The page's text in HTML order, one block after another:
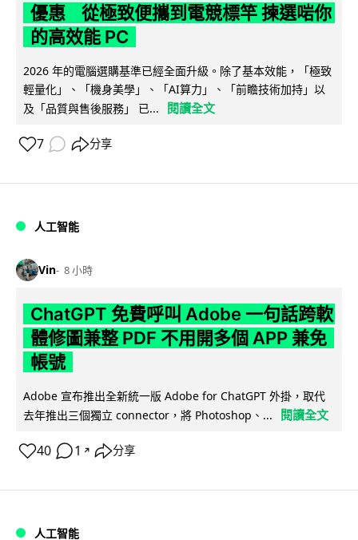
優惠 從極致便攜到電競標竿 揀選啱你
的高效能 PC
2026 年的電腦選購基準已經全面升級。除了基本效能，「極致
輕量化」、「機身美學」、「AI算力」、「前瞻技術加持」以
及「品質與售後服務」 已...
閱讀全文
7 分享
人工智能
Vin 8 小時
ChatGPT 免費呼叫 Adobe 一句話跨軟
體修圖兼整 PDF 不用開多個 APP 兼免
帳號
Adobe 宣布推出全新統一版 Adobe for ChatGPT 外掛，取代
去年推出三個獨立 connector，將 Photoshop、...
閱讀全文
40 1 ↗ 分享
人工智能